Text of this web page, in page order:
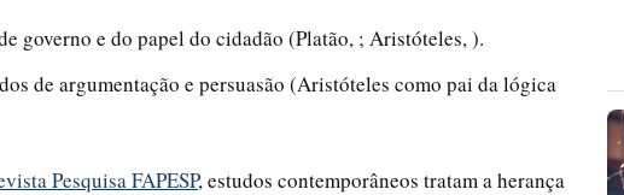
governo e do papel do cidadão (Platão, ; Aristóteles, ).
de argumentação e persuasão (Aristóteles como pai da lógica
Pesquisa FAPESP, estudos contemporâneos tratam a herança